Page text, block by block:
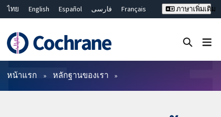
ไทย English Español فارسی
Français
Bahasa Malaysia
繁體中文 简体中文
ภาษาเพิ่มเติม
ตัวกรอง
หน้าแรก หลักฐานของเรา